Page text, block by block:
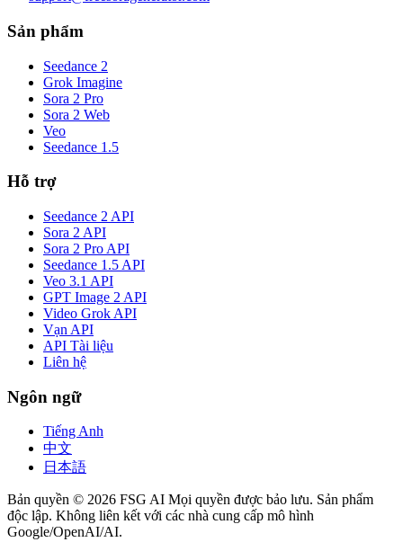
Sản phẩm
Seedance 2
Grok Imagine
Sora 2 Pro
Sora 2 Web
Veo
Seedance 1.5
Hỗ trợ
Seedance 2 API
Sora 2 API
Sora 2 Pro API
Seedance 1.5 API
Veo 3.1 API
GPT Image 2 API
Video Grok API
Vạn API
API Tài liệu
Liên hệ
Ngôn ngữ
Tiếng Anh
中文
日本語
Bản quyền © 2026 FSG AI Mọi quyền được bảo lưu. Sản phẩm
độc lập. Không liên kết với các nhà cung cấp mô hình
Google/OpenAI/AI.